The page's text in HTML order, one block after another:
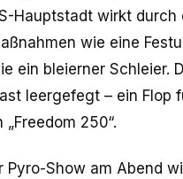
Hauptstadt wirkt durch
wie eine
ein bleierner Schleier.
leergefegt – ein Flop
250“.
Pyro-Show am Abend